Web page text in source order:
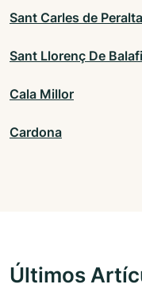
Sant Carles de Peralta
Sant Llorenç De
Cala Millor
Cardona
Últimos